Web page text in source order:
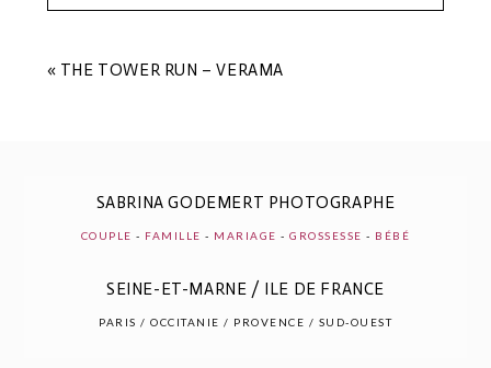
Les champs marqués sont requis *
POST COMMENT
« THE TOWER RUN – VERAMA
SABRINA GODEMERT PHOTOGRAPHE
COUPLE - FAMILLE - MARIAGE -GROSSESSE - BÉBÉ
SEINE-ET-MARNE / ILE DE FRANCE
PARIS / OCCITANIE / PROVENCE / SUD-OUEST